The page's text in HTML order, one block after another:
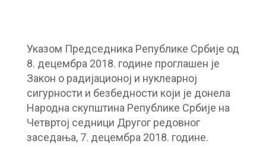
Указом Председника Републике Србије од
8. децембра 2018. године проглашен је
Закон о радијационој и нуклеарној
сигурности и безбедности који је донела
Народна скупштина Републике Србије на
Четвртој седници Другог редовног
заседања, 7. децембра 2018. године.